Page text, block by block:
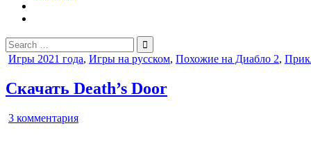
Search
for:
Posted
Игры 2021 года, Игры на русском, Похожие на Диабло 2,
Скачать Death’s Door
3 комментарияк